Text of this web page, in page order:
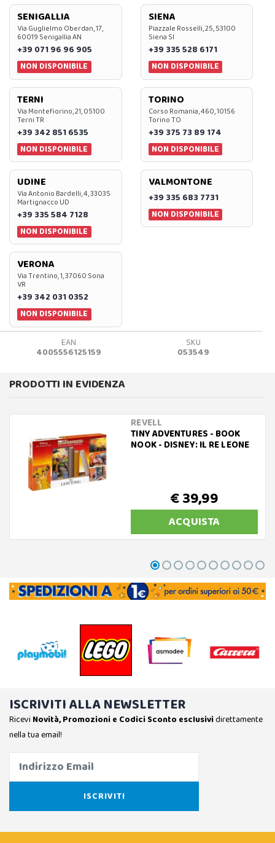
SENIGALLIA
Via Guglielmo Oberdan, 17,
60019 Senigallia AN
+39 071 96 96 905
NON DISPONIBILE
SIENA
Piazzale Rosselli, 25, 53100
Siena SI
+39 335 528 6171
NON DISPONIBILE
TERNI
Via Montefiorino, 21, 05100
Terni TR
+39 342 851 6535
NON DISPONIBILE
TORINO
Corso Romania, 460, 10156
Torino TO
+39 375 73 89 174
NON DISPONIBILE
UDINE
Via Antonio Bardelli, 4, 33035
Martignacco UD
+39 335 584 7128
NON DISPONIBILE
VALMONTONE
+39 335 683 7731
NON DISPONIBILE
VERONA
Via Trentino, 1, 37060 Sona
VR
+39 342 031 0352
NON DISPONIBILE
EAN
4005556125159
SKU
053549
PRODOTTI IN EVIDENZA
REVELL
TINY ADVENTURES - BOOK
NOOK - DISNEY: IL RE LEONE
€ 39,99
ACQUISTA
ISCRIVITI ALLA NEWSLETTER
Ricevi Novità, Promozioni e Codici Sconto esclusividirettamente
nella tua email!